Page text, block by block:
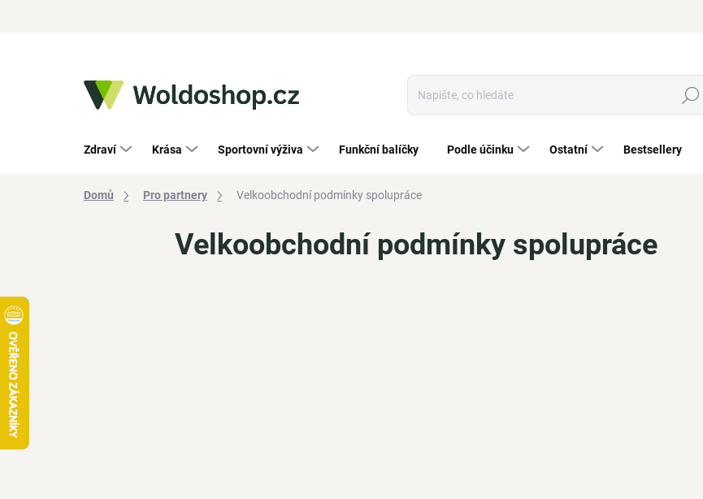
Hledat
Zdraví Krása Sportovní výživa Funkční balíčky Podle účinku Ostatní Bestsellery
Domů Pro partnery Velkoobchodní podmínky spolupráce
Velkoobchodní podmínky spolupráce